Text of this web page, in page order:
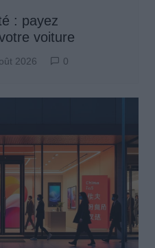
: payez
voiture
2026 0